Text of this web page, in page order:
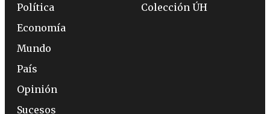
Política
Economía
Mundo
País
Opinión
Sucesos
Colección ÚH